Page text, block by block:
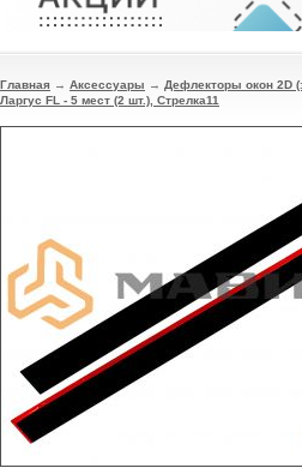
Главная → Аксессуары → Дефлекторы окон 2D
Ларгус FL - 5 мест (2 шт.), Стрелка11